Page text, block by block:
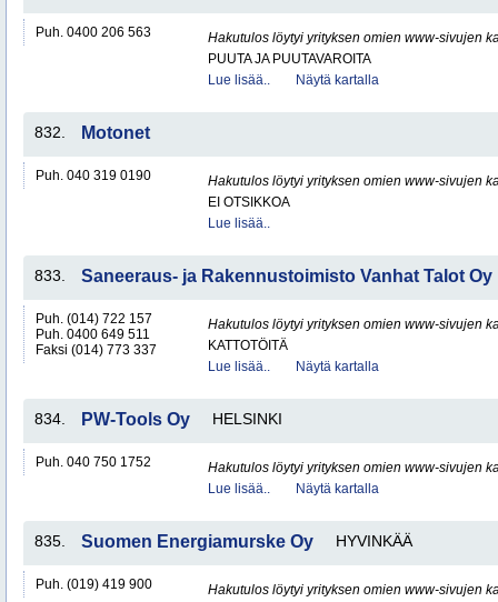
Puh. 0400 206 563
Hakutulos löytyi yrityksen omien www-sivujen
PUUTA JA PUUTAVAROITA
Lue lisää..
Näytä kartalla
832. Motonet
Puh. 040 319 0190
Hakutulos löytyi yrityksen omien www-sivujen
EI OTSIKKOA
Lue lisää..
833. Saneeraus- ja Rakennustoimisto Vanhat Talot Oy
Puh. (014) 722 157
Puh. 0400 649 511
Faksi (014) 773 337
Hakutulos löytyi yrityksen omien www-sivujen
KATTOTÖITÄ
Lue lisää..
Näytä kartalla
834. PW-Tools Oy HELSINKI
Puh. 040 750 1752
Hakutulos löytyi yrityksen omien www-sivujen
Lue lisää..
Näytä kartalla
835. Suomen Energiamurske Oy HYVINKÄÄ
Puh. (019) 419 900
Hakutulos löytyi yrityksen omien www-sivujen